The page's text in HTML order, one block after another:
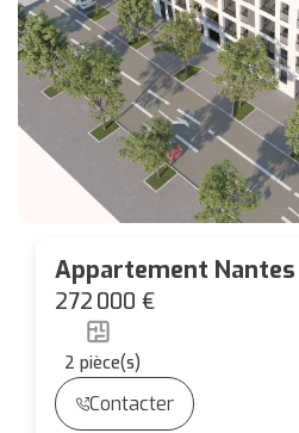
Appartement Nantes
m2 LOGGIA 7.18 M²
272 000 €
2 pièce(s)
Contacter